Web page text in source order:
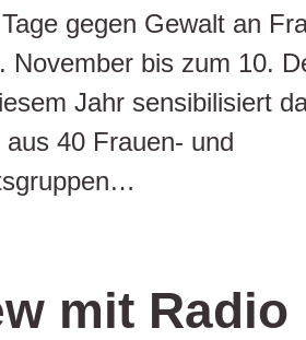
gegen Gewalt an
November bis zum 10.
Jahr sensibilisiert
40 Frauen- und
mit Radio